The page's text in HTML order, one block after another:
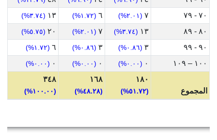
٧٠ - ٧٩ ٧ (٢.٠١%) ٦ (١.٧٢%) ١٣ (٣.٧٤%)
٨٠ - ٨٩ ١٣ (٣.٧٤%) ٧ (٢.٠١%) ٢٠ (٥.٧٥%)
٩٠ - ٩٩ ٣ (٠.٨٦%) ٣ (٠.٨٦%) ٦ (١.٧٢%)
١٠٠ – ١٠٩ ٠ (٠.٠٠%) ٠ (٠.٠٠%) ٠ (٠.٠٠%)
المجموع
١٨٠
(٥١.٧٢%)
١٦٨
(٤٨.٢٨%)
٣٤٨
(١٠٠.٠٠%)